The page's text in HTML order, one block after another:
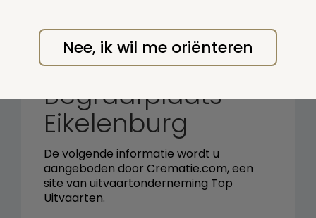
Crematorium en
Begraafplaats
Eikelenburg
De volgende informatie wordt u
aangeboden door Crematie.com, een
site van uitvaartonderneming Top
Uitvaarten.
Nee, ik wil me oriënteren